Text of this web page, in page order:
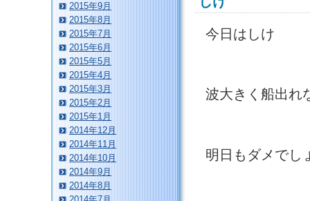
今日はしけ
波大きく船出れ
明日もダメでし
2015年9月
2015年8月
2015年7月
2015年6月
2015年5月
2015年4月
2015年3月
2015年2月
2015年1月
2014年12月
2014年11月
2014年10月
2014年9月
2014年8月